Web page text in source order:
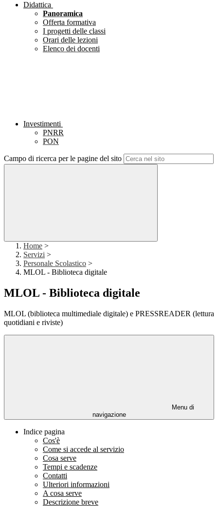
Didattica
Panoramica
Offerta formativa
I progetti delle classi
Orari delle lezioni
Elenco dei docenti
Investimenti
PNRR
PON
Campo di ricerca per le pagine del sito
Home >
Servizi >
Personale Scolastico >
MLOL - Biblioteca digitale
MLOL - Biblioteca digitale
MLOL (biblioteca multimediale digitale) e PRESSREADER (lettura
quotidiani e riviste)
Menu di
navigazione
Indice pagina
Cos'è
Come si accede al servizio
Cosa serve
Tempi e scadenze
Contatti
Ulteriori informazioni
A cosa serve
Descrizione breve